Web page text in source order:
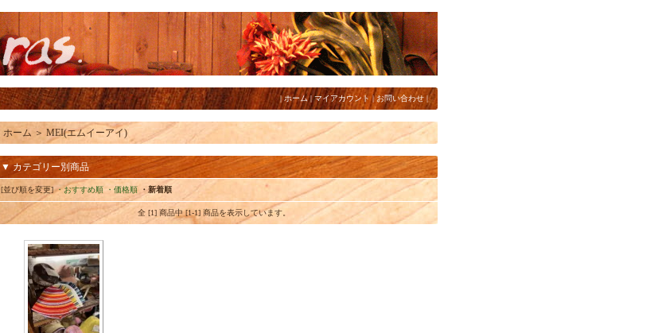
|ホーム|マイアカウント | お問い合わせ |
ホーム ＞ MEI(エムイーアイ)
▼ カテゴリー別商品
[並び順を変更]・おすすめ順 ・価格順 ・新着順
全 [1] 商品中 [1-1] 商品を表示しています。